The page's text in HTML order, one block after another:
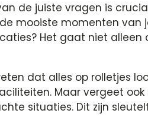
de juiste vragen is
mooiste momenten van
Het gaat niet
dat alles op rolletjes
Maar vergeet
situaties.​ Dit zijn